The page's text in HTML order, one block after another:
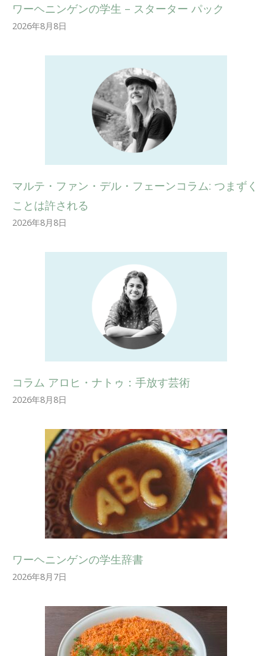
ワーヘニンゲンの学生 – スターター パック
2026年8月8日
マルテ・ファン・デル・フェーンコラム: つまずく
ことは許される
2026年8月8日
コラム アロヒ・ナトゥ：手放す芸術
2026年8月8日
ワーヘニンゲンの学生辞書
2026年8月7日